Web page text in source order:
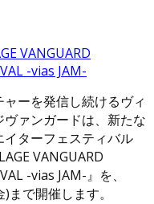
VANGUARD
-vias JAM-
ャーを発信し続けるヴィ
ヴァンガードは、新たな
イターフェスティバル
VANGUARD
-vias JAM-』を、
で開催します。